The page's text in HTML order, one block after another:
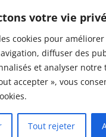
votre vie
cookies pour
diffuser des
et analyser notre
accepter », vous
Tout rejeter